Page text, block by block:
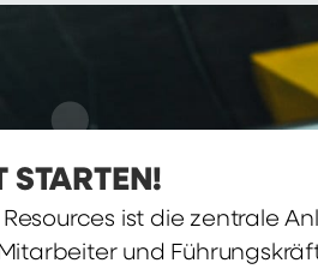
STARTEN!
ist die zentrale
und